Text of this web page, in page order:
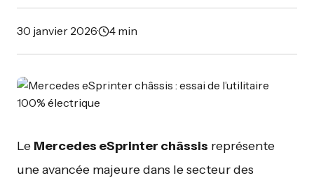
30 janvier 2026· 4 min
Le Mercedes eSprinter châssis représente
une avancée majeure dans le secteur des